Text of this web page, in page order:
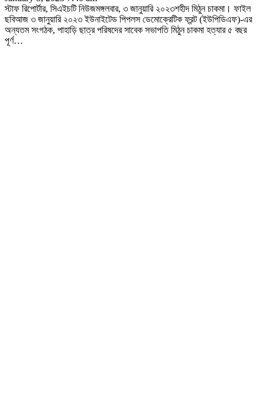
স্টাফ রিপোর্টার, সিএইচটি নিউজমঙ্গলবার, ৩ জানুয়ারি ২০২৩শহীদ মিঠুন চাকমা। ফাইল
ছবিআজ ৩ জানুয়ারি ২০২৩ ইউনাইটেড পিপলস ডেমোক্রেটিক ফ্রন্ট (ইউপিডিএফ)-এর
অন্যতম সংগঠক, পাহাড়ি ছাত্র পরিষদের সাবেক সভাপতি মিঠুন চাকমা হত্যার ৫ বছর
পূর্ণ…